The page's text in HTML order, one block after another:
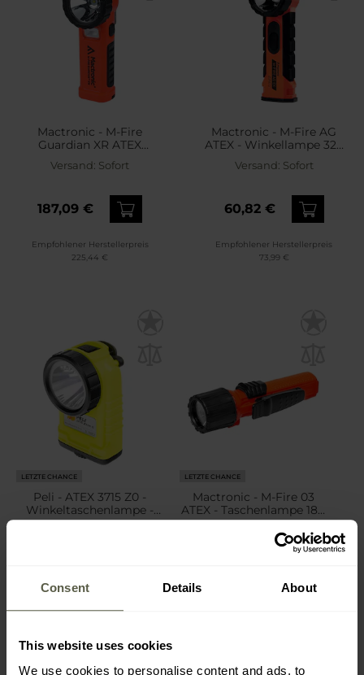
Consent Details About
This website uses cookies
We use cookies to personalise content and ads, to
Mactronic - M-Fire
Guardian XR ATEX
Winkeltaschenlampe -
240 Lumen
Versand: Sofort
187,09 €
Empfohlener Herstellerpreis
225,44 €
Mactronic - M-Fire AG
ATEX - Winkellampe 323
Versand: Sofort
60,82 €
Empfohlener Herstellerpreis
73,99 €
LETZTE CHANCE
Peli - ATEX 3715 Z0 -
Winkeltaschenlampe -
Yellow - 189 Lumen
Empfohlener Herstellerpreis
LETZTE CHANCE
Mactronic - M-Fire 03
ATEX - Taschenlampe 180
LumenSofort